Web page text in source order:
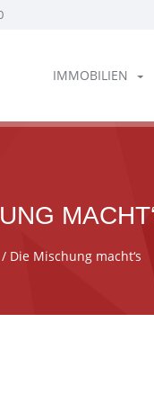
IMMOBILIEN
/ Die Mischung macht‘s